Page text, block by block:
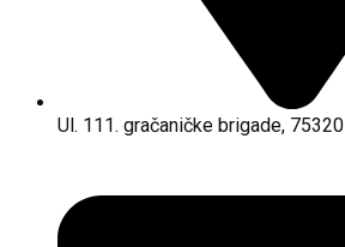
Ul. 111. gračaničke brigade,